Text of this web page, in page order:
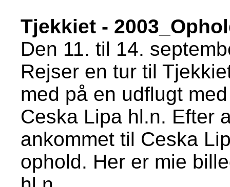
Tjekkiet -
Den 11. til 14.
Rejser en tur til
med på en udflugt
Ceska Lipa hl.n. Efter
ankommet til Ceska
ophold. Her er mie